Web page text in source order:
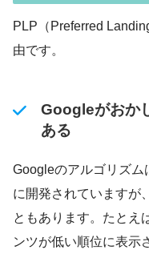
PLP（Preferred
由です。
Googleがおか
ある
Googleのアルゴリズム
に開発されていますが
ともあります。たとえ
ンツが低い順位に表示